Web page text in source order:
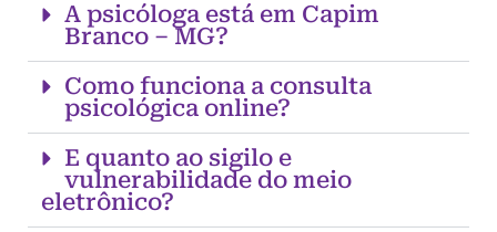
A psicóloga está em Capim
Branco – MG?
Como funciona a consulta
psicológica online?
E quanto ao sigilo e
vulnerabilidade do meio
eletrônico?